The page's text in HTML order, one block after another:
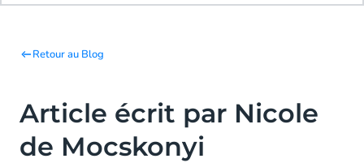
Retour au Blog
Article écrit par Nicole
de Mocskonyi